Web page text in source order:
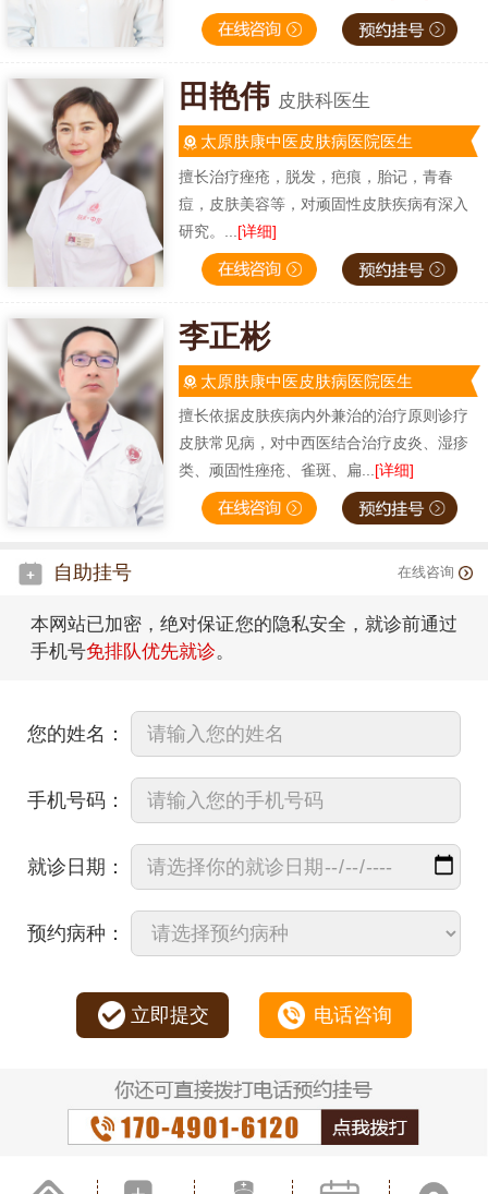
田艳伟 皮肤科医生
太原肤康中医皮肤病医院医生
擅长治疗痤疮，脱发，疤痕，胎记，青春
痘，皮肤美容等，对顽固性皮肤疾病有深入
研究。... [详细]
李正彬
太原肤康中医皮肤病医院医生
擅长依据皮肤疾病内外兼治的治疗原则诊疗
皮肤常见病，对中西医结合治疗皮炎、湿疹
类、顽固性痤疮、雀斑、扁...[详细]
自助挂号 在线咨询
本网站已加密，绝对保证您的隐私安全，就诊前通过
手机号免排队优先就诊。
您的姓名：
手机号码：
就诊日期：
预约病种：
立即提交 电话咨询